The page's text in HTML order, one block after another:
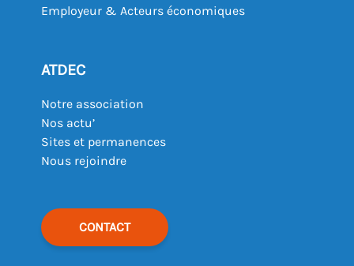
Employeur & Acteurs économiques
ATDEC
Notre association
Nos actu’
Sites et permanences
Nous rejoindre
CONTACT